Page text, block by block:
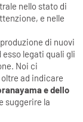
nello stato di
e nelle
di nuovi
legati quali gli
Noi ci
ad indicare
e dello
suggerire la